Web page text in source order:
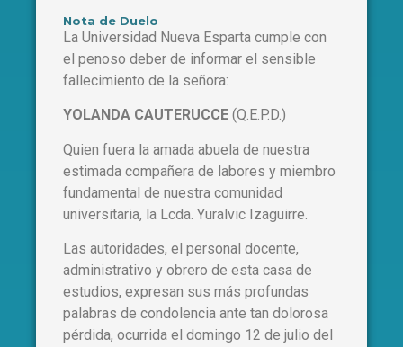
Nota de Duelo
La Universidad Nueva Esparta cumple con
el penoso deber de informar el sensible
fallecimiento de la señora:
YOLANDA CAUTERUCCE (Q.E.P.D.)
Quien fuera la amada abuela de nuestra
estimada compañera de labores y miembro
fundamental de nuestra comunidad
universitaria, la Lcda. Yuralvic Izaguirre.
Las autoridades, el personal docente,
administrativo y obrero de esta casa de
estudios, expresan sus más profundas
palabras de condolencia ante tan dolorosa
pérdida, ocurrida el domingo 12 de julio del